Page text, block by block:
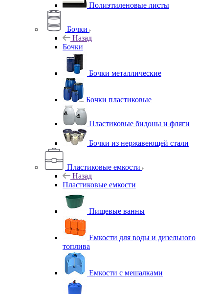
Полиэтиленовые листы
Бочки
Назад
Бочки
Бочки металлические
Бочки пластиковые
Пластиковые бидоны и фляги
Бочки из нержавеющей стали
Пластиковые емкости
Назад
Пластиковые емкости
Пищевые ванны
Емкости для воды и дизельного
топлива
Емкости с мешалками